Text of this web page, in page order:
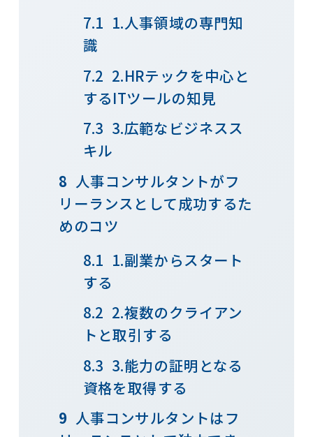
1.人事領域の専門知
識
2.HRテックを中心と
するITツールの知見
3.広範なビジネスス
キル
人事コンサルタントがフ
リーランスとして成功するた
めのコツ
1.副業からスタート
する
2.複数のクライアン
トと取引する
3.能力の証明となる
資格を取得する
人事コンサルタントはフ